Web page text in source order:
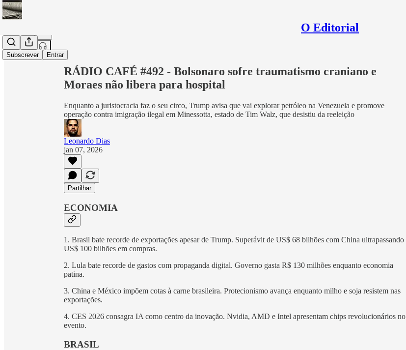
O Editorial
Subscrever Entrar
RÁDIO CAFÉ #492 - Bolsonaro sofre traumatismo craniano e
Moraes não libera para hospital
Enquanto a juristocracia faz o seu circo, Trump avisa que vai explorar petróleo na Venezuela e promove
operação contra imigração ilegal em Minessotta, estado de Tim Walz, que desistiu da reeleição
Leonardo Dias
jan 07, 2026
Partilhar
ECONOMIA
1. Brasil bate recorde de exportações apesar de Trump. Superávit de US$ 68 bilhões com China ultrapassando
US$ 100 bilhões em compras.
2. Lula bate recorde de gastos com propaganda digital. Governo gasta R$ 130 milhões enquanto economia
patina.
3. China e México impõem cotas à carne brasileira. Protecionismo avança enquanto milho e soja resistem nas
exportações.
4. CES 2026 consagra IA como centro da inovação. Nvidia, AMD e Intel apresentam chips revolucionários no
evento.
BRASIL